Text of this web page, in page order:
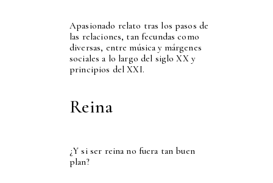
Apasionado relato tras los pasos de
las relaciones, tan fecundas como
diversas, entre música y márgenes
sociales a lo largo del siglo XX y
principios del XXI.
Reina
¿Y si ser reina no fuera tan buen
plan?